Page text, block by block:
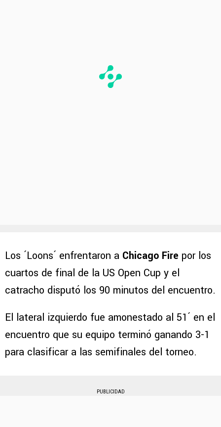
Los ´Loons´ enfrentaron a Chicago Fire por los
cuartos de final de la US Open Cup y el
catracho disputó los 90 minutos del encuentro.
El lateral izquierdo fue amonestado al 51´ en el
encuentro que su equipo terminó ganando 3-1
para clasificar a las semifinales del torneo.
PUBLICIDAD